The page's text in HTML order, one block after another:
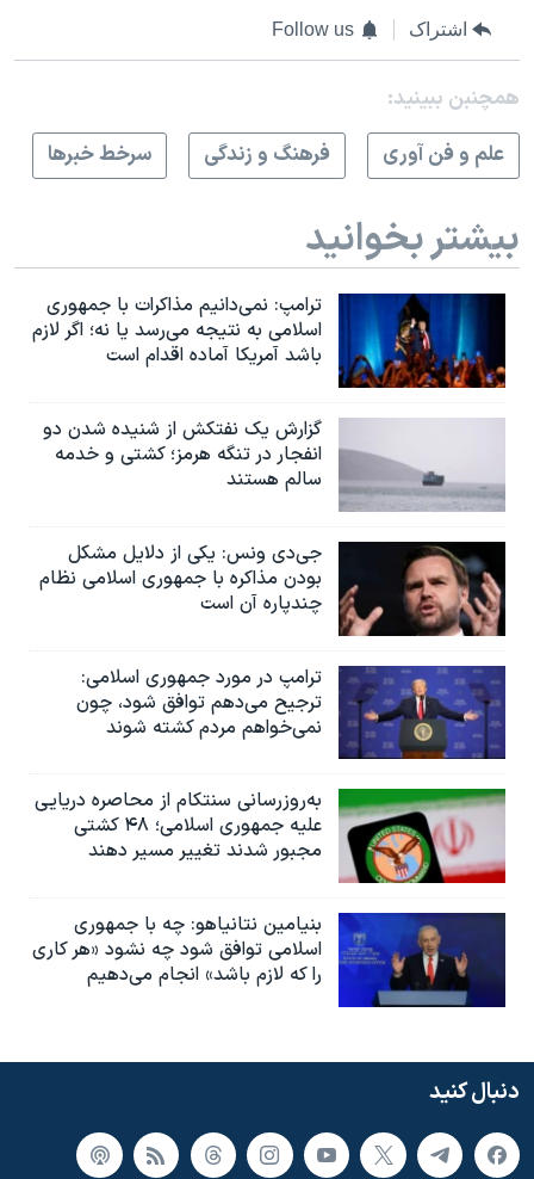
اشتراک Follow us
همچنبن ببینید:
علم و فن آوری
فرهنگ و زندگی سرخط خبرها
بیشتر بخوانید
ترامپ: نمی‌دانیم مذاکرات با جمهوری
اسلامی به نتیجه می‌رسد یا نه؛ اگر لازم
باشد آمریکا آماده اقدام است
گزارش یک نفتکش از شنیده شدن دو
انفجار در تنگه هرمز؛ کشتی و خدمه
سالم هستند
جی‌دی ونس: یکی از دلایل مشکل
بودن مذاکره با جمهوری اسلامی نظام
چندپاره آن است
ترامپ در مورد جمهوری اسلامی:
ترجیح می‌دهم توافق شود، چون
نمی‌خواهم مردم کشته شوند
به‌روزرسانی سنتکام از محاصره دریایی
علیه جمهوری اسلامی؛ ۴۸ کشتی
مجبور شدند تغییر مسیر دهند
بنیامین نتانیاهو: چه با جمهوری
اسلامی توافق شود چه نشود «هر کاری
را که لازم باشد» انجام می‌دهیم
دنبال کنید